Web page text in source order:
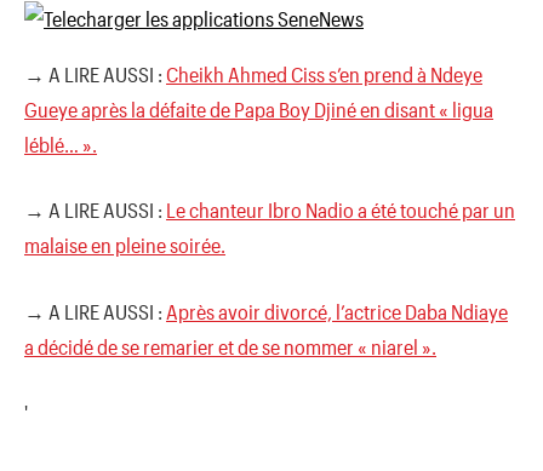
→ A LIRE AUSSI : Cheikh Ahmed Ciss s’en prend à Ndeye
Gueye après la défaite de Papa Boy Djiné en disant « ligua
léblé… ».
→ A LIRE AUSSI : Le chanteur Ibro Nadio a été touché par un
malaise en pleine soirée.
→ A LIRE AUSSI : Après avoir divorcé, l’actrice Daba Ndiaye
a décidé de se remarier et de se nommer « niarel ».
'